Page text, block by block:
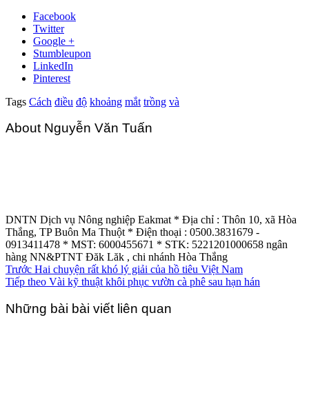
Facebook
Twitter
Google +
Stumbleupon
LinkedIn
Pinterest
Tags Cách điều độ khoảng mắt trồng và
About Nguyễn Văn Tuấn
DNTN Dịch vụ Nông nghiệp Eakmat * Địa chỉ : Thôn 10, xã Hòa
Thắng, TP Buôn Ma Thuột * Điện thoại : 0500.3831679 -
0913411478 * MST: 6000455671 * STK: 5221201000658 ngân
hàng NN&PTNT Đăk Lăk , chi nhánh Hòa Thắng
Trước Hai chuyện rất khó lý giải của hồ tiêu Việt Nam
Tiếp theo Vài kỹ thuật khôi phục vườn cà phê sau hạn hán
Những bài bài viết liên quan